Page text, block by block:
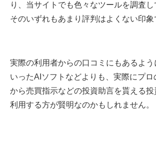
り、当サイトでも色々なツールを調査し
そのいずれもあまり評判はよくない印象
実際の利用者からの口コミにもあるよう
いったAIソフトなどよりも、実際にプロ
から売買指示などの投資助言を貰える
利用する方が賢明なのかもしれません。